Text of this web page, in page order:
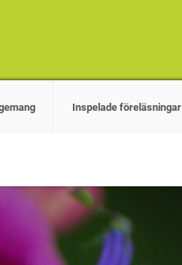
Inspelade föreläsningar